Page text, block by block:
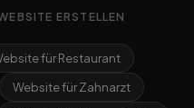
ERSTELLEN
für Restaurant
Website für Zahnarzt